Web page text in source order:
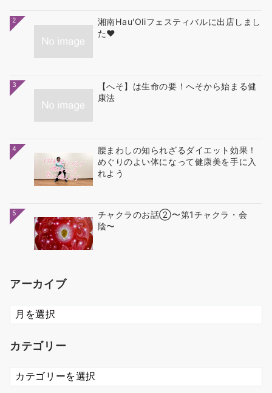
2
湘南Hau'Oliフェスティバルに出店しまし
た❤
3
【へそ】は生命の要！へそから始まる健
康法
4
腰まわしの知られざるダイエット効果！
めぐりのよい体になって健康美を手に入
れよう
5
チャクラのお話②〜第1チャクラ・会
陰〜
アーカイブ
ア
ー
イ
カテゴリー
カ
テ